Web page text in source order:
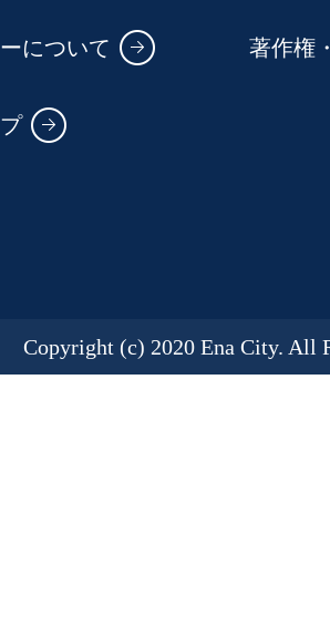
について 著作権
Copyright (c) 2020 Ena City. All